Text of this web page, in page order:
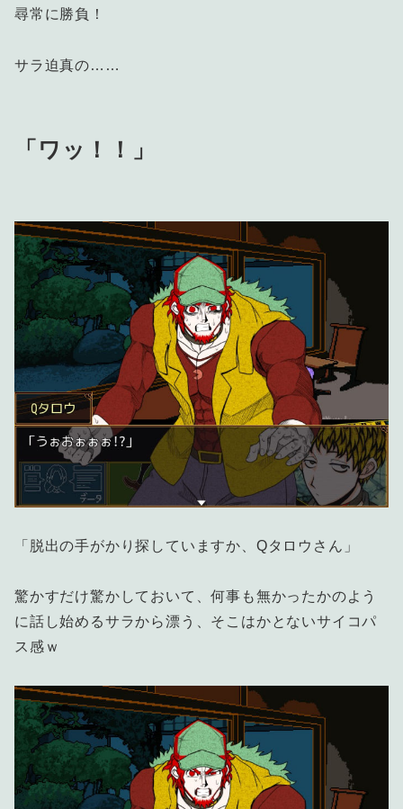
尋常に勝負！
サラ迫真の……
「ワッ！！」
「脱出の手がかり探していますか、Qタロウさん」
驚かすだけ驚かしておいて、何事も無かったかのよう
に話し始めるサラから漂う、そこはかとないサイコパ
ス感ｗ